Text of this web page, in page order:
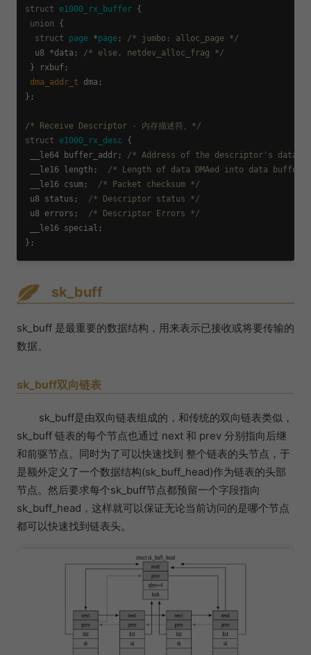
struct
e1000_rx_buffer {
union {
struct
page *page ;
/* jumbo: alloc_page */
u8 *data;
/* else, netdev_alloc_frag */
} rxbuf;
dma_addr_t dma;
};
/* Receive Descriptor - 内存描述符。*/
struct
e1000_rx_desc {
__le64 buffer_addr;
/* Address of the descriptor's data
__le16 length;
/* Length of data DMAed into data buffer
__le16 csum;
/* Packet checksum */
u8 status;
/* Descriptor status */
u8 errors;
/* Descriptor Errors */
__le16 special;
sk_buff
sk_buff 是最重要的数据结构，用来表示已接收或将要传输的
数据。
sk_buff双向链表
sk_buff是由双向链表组成的，和传统的双向链表类似，
sk_buff 链表的每个节点也通过 next 和 prev 分别指向后继
和前驱节点。同时为了可以快速找到 整个链表的头节点，于
是额外定义了一个数据结构(sk_buff_head)作为链表的头部
节点。然后要求每个sk_buff节点都预留一个字段指向
sk_buff_head，这样就可以保证无论当前访问的是哪个节点
都可以快速找到链表头。